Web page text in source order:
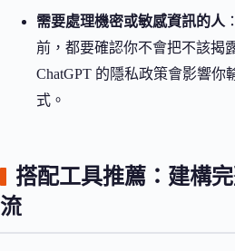
需要處理機密或敏感資訊的人
前，都要確認你不會把不該揭
ChatGPT 的隱私政策會影響你
式。
搭配工具推薦：建構
流